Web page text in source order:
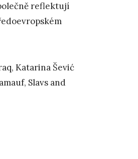
reflektují
Katarina Šević
Slavs and